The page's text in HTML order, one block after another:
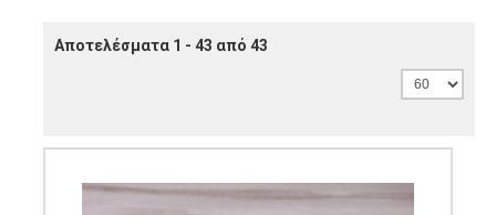
Αποτελέσματα 1 - 43 από 43